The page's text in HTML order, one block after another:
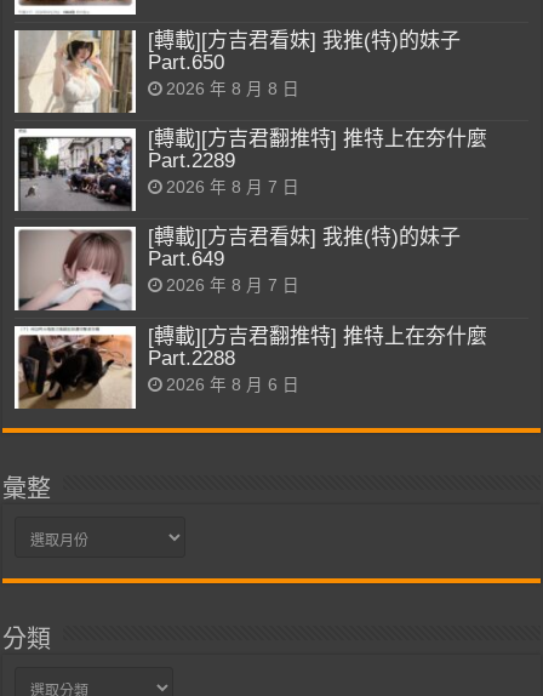
[轉載][方吉君看妹] 我推(特)的妹子
Part.650
2026 年 8 月 8 日
[轉載][方吉君翻推特] 推特上在夯什麼
Part.2289
2026 年 8 月 7 日
[轉載][方吉君看妹] 我推(特)的妹子
Part.649
2026 年 8 月 7 日
[轉載][方吉君翻推特] 推特上在夯什麼
Part.2288
2026 年 8 月 6 日
彙整
彙
分類
分